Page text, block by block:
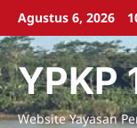
Skip
content
Agustus 6, 2026
YPKP
Website Yayasan